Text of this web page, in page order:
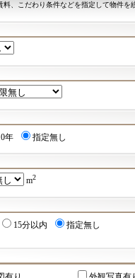
、こだわり条件などを指定して物件を
年 指定無し
m2
15分以内 指定無し